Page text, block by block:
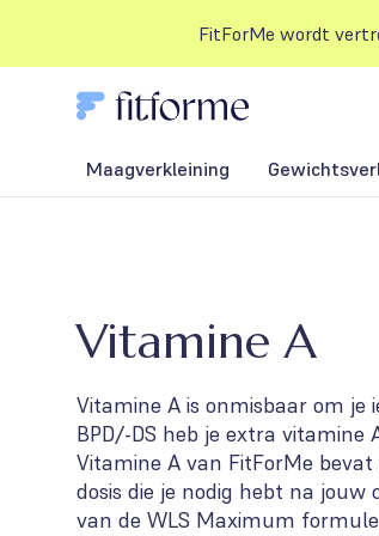
FitForMe wordt
Maagverkleining
Vitamine A
Vitamine A is onmisbaar om je
BPD/-DS heb je extra vitamine
Vitamine A van FitForMe
dosis die je nodig hebt na
van de WLS Maximum